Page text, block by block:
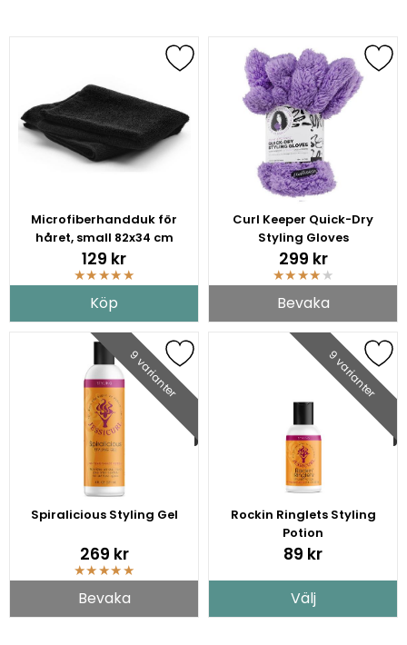
Microfiberhandduk för
håret, small 82x34 cm
★★★★★
129 kr
Köp
Curl Keeper Quick-Dry
Styling Gloves
★★★★★
299 kr
Bevaka
9 varianter
Spiralicious Styling Gel
★★★★★
269 kr
Bevaka
9 varianter
Rockin Ringlets Styling
Potion
89 kr
Välj